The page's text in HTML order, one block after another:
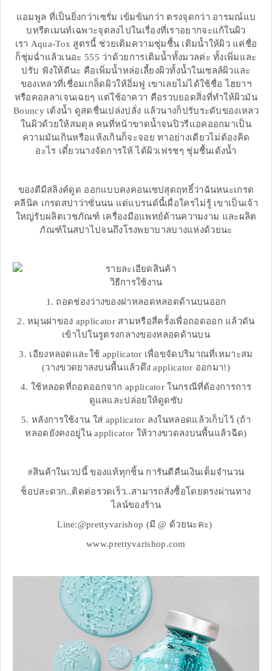
แอมพูล ที่เป็นยิ่งกว่าเซรั่ม เข้มข้นกว่า ตรงจุดกว่า อารมณ์แบ
บทรีตเมนท์เฉพาะจุดลงไปในเรื่องที่เราอยากจะแก้ในผิว
เรา Aqua-Tox สูตรนี้ ช่วยเติมความชุ่มชื้น เติมน้ำให้ผิว แค่ชื่อ
ก็ชุ่มฉ่ำแล้วเนอะ 555 ว่าด้วยการเติมน้ำทั้งมวลค่ะ ทั้งเพิ่มและ
ปรับ ฟังให้ดีนะ คือเพิ่มน้ำหล่อเลี้ยงผิวทั้งน้ำในเซลล์ผิวและ
ของเหลวที่เชื่อมเกล็ดผิวให้อิ่มฟู เขาเลยไม่ได้ใช้ชื่อ ไฮยาฯ
หรือคอลลาเจนเฉยๆ แต่ใช้อาควา คือรวบยอดสิ่งที่ทำให้ผิวมัน
Bouncy เด้งน้ำ ดูสดชื่นเปล่งปลั่ง แล้วนางก็ปรับระดับของเหลว
ในผิวด้วยให้สมดุล คนที่หน้าขาดน้ำจนปิวรีแอคออกมาเป็น
ความมันเกินหรือแห้งเกินก็จะจอย ทาอย่างเดียวไม่ต้องคิด
อะไร เดี๋ยวนางจัดการให้ ได้ผิวเฟรชๆ ชุ่มชื้นเด้งน้ำ
ของดีมีสลิงค์ดูด ออกแบบคงคอนเซปสุดฤทธิ์ว่าฉันหนะเกรด
คลีนิค เกรดสปาว่าซั่นนน แต่แบรนด์นี้เผื่อใครไม่รู้ เขาเป็นเจ้า
ใหญ่รับผลิตเวชภัณฑ์ เครื่องมือแพทย์ด้านความงาม และผลิต
ภัณฑ์ในสปาไปจนถึงโรงพยาบาลบางแห่งด้วยนะ
วิธีการใช้งาน
1. ถอดช่องว่างของฝาหลอดหลอดด้านบนออก
2. หมุนฝาของ applicator สามหรือสี่ครั้งเพื่อถอดออก แล้วดัน
เข้าไปในรูตรงกลางของหลอดด้านบน
3. เอียงหลอดและใช้ applicator เพื่อขจัดปริมาณที่เหมาะสม
(วางขวดยาลงบนพื้นแล้วดึง applicator ออกมา!)
4. ใช้หลอดที่ถอดออกจาก applicator ในกรณีที่ต้องการการ
ดูแลและปล่อยให้ดูดซับ
5. หลังการใช้งาน ใส่ applicator ลงในหลอดแล้วเก็บไว้ (ถ้า
หลอดยังคงอยู่ใน applicator ให้วางขวดลงบนพื้นแล้วฉีด)
#สินค้าในเวปนี้ ของแท้ทุกชิ้น การันตีคืนเงินเต็มจำนวน
ช็อปสะดวก..ติดต่อรวดเร็ว..สามารถสั่งซื้อโดยตรงผ่านทาง
ไลน์ของร้าน
Line:@prettyvarishop (มี @ ด้วยนะคะ)
www.prettyvarishop.com